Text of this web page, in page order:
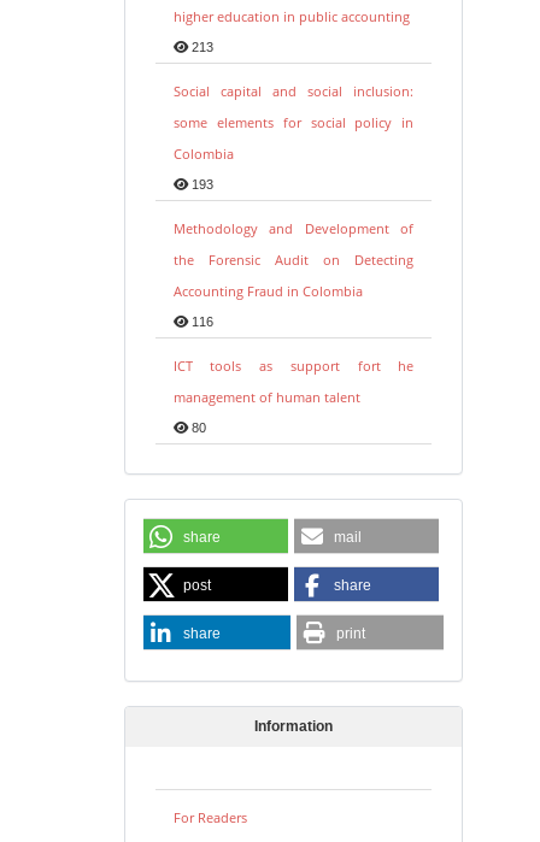
higher education in public accounting
213
Social capital and social inclusion:
some elements for social policy in
Colombia
193
Methodology and Development of
the Forensic Audit on Detecting
Accounting Fraud in Colombia
116
ICT tools as support fort he
management of human talent
80
share mail
post share
share print
Information
For Readers